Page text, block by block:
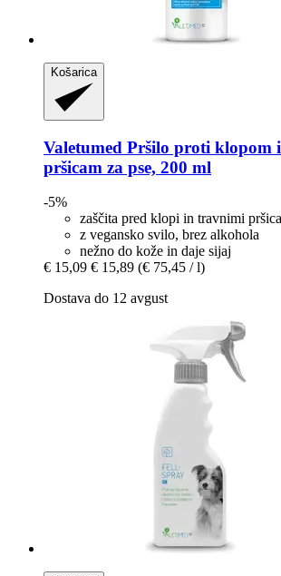
Košarica
Valetumed Pršilo proti klopom
pršicam za pse, 200 ml
-5%
zaščita pred klopi in travnimi
z vegansko svilo, brez alkohola
nežno do kože in daje sijaj
€ 15,09 € 15,89 (€ 75,45 / l)
Dostava do 12 avgust